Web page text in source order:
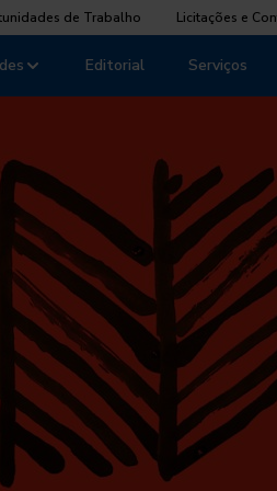
de Trabalho Licitações e
Editorial Serviços